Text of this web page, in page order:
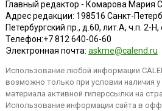
Главный редактор - Комарова Мария
Адрес редакции: 198516 Санкт-
Петербургский пр., д.60, лит.А, ч.п. 2-
Телефон:+7 812 640-06-60
Электронная почта: askme@calend.ru
Использование любой информации
возможно только при условии наличия
материала активной гиперссылки на
Использование информации сайта в